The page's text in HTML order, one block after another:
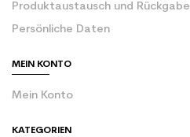
Produktaustausch und Rückgabe
Persönliche Daten
MEIN KONTO
Mein Konto
KATEGORIEN